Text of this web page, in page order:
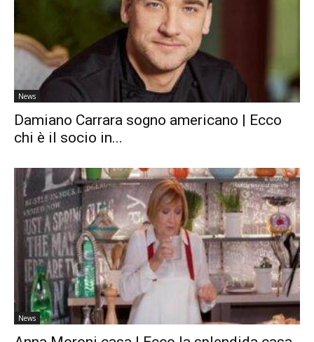
News
Damiano Carrara sogno americano | Ecco
chi è il socio in...
News